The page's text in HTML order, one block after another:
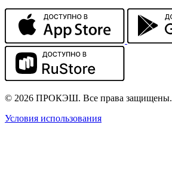
© 2026 ПРОКЭШ. Все права защищены.
Условия использования